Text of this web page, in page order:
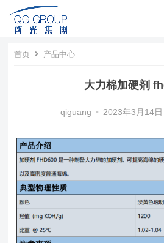
首页 产品中心
大力棉加硬剂
qiguang • 2023年3月14日